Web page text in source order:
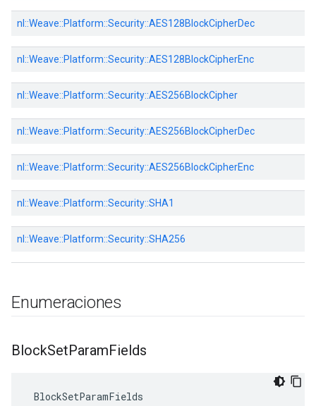
nl::Weave::Platform::Security::AES128BlockCipherDec
nl::Weave::Platform::Security::AES128BlockCipherEnc
nl::Weave::Platform::Security::AES256BlockCipher
nl::Weave::Platform::Security::AES256BlockCipherDec
nl::Weave::Platform::Security::AES256BlockCipherEnc
nl::Weave::Platform::Security::SHA1
nl::Weave::Platform::Security::SHA256
Enumeraciones
BlockSetParamFields
BlockSetParamFields